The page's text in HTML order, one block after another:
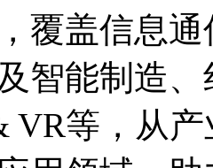
覆盖信息
智能制造
VR等，从